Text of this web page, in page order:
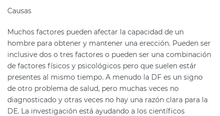
Causas
Muchos factores pueden afectar la capacidad de un
hombre para obtener y mantener una erección. Pueden ser
inclusive dos o tres factores o pueden ser una combinación
de factores físicos y psicológicos pero que suelen estár
presentes al mismo tiempo. A menudo la DF es un signo
de otro problema de salud, pero muchas veces no
diagnosticado y otras veces no hay una razón clara para la
DE. La investigación está ayudando a los científicos